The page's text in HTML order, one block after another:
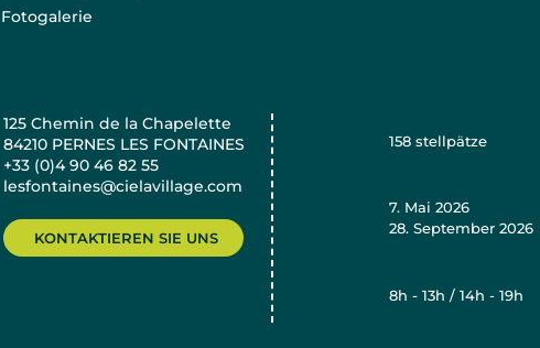
Fotogalerie
125 Chemin de la Chapelette
84210 PERNES LES FONTAINES
+33 (0)4 90 46 82 55
lesfontaines@cielavillage.com
KONTAKTIEREN SIE UNS
158 stellpätze
7. Mai 2026
28. September 2026
8h - 13h / 14h - 19h